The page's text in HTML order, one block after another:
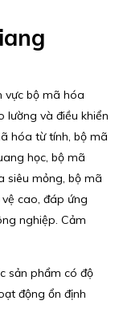
vực bộ mã hóa
lường và điều khiển
hóa từ tính, bộ mã
học, bộ mã
siêu mỏng, bộ mã
cao, đáp ứng
nghiệp. Cảm
sản phẩm có độ
động ổn định